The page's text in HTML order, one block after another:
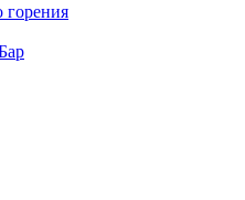
горения